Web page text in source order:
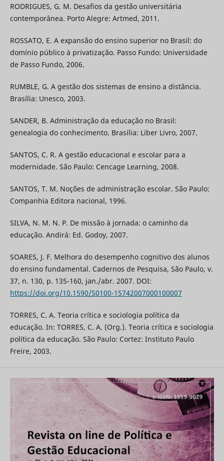
RODRIGUES, G. M. Desafios da gestão universitária
contemporânea. Porto Alegre: Artmed, 2011.
ROSSATO, E. A expansão do ensino superior no Brasil: do
domínio público à privatização. Passo Fundo: Universidade
de Passo Fundo, 2006.
RUMBLE, G. A gestão dos sistemas de ensino a distância.
Brasília: Unesco, 2003.
SANDER, B. Administração da educação no Brasil:
genealogia do conhecimento. Brasília: Liber Livro, 2007.
SANTOS, C. R. A gestão educacional e escolar para a
modernidade. São Paulo: Cencage Learning, 2008.
SANTOS, T. M. Noções de administração escolar. São Paulo:
Companhia Editora nacional, 1996.
SILVA, N. M. N. P. De missão à jornada: o caminho da
educação. Andirá: Ed. Godoy, 2007.
SOARES, J. F. Melhora do desempenho cognitivo dos alunos
do ensino fundamental. Cadernos de Pesquisa, São Paulo, v.
37, n. 130, p. 135-160, jan./abr. 2007. DOI:
https://doi.org/10.1590/S0100-15742007000100007
TORRES, C. A. Teoria crítica e sociologia política da
educação. In: TORRES, C. A. (Org.). Teoria crítica e sociologia
política da educação. São Paulo: Cortez: Instituto Paulo
Freire, 2003.